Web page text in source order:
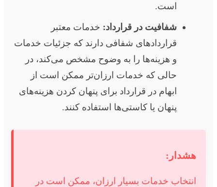
است.
شفافیت در قرارداد: خدمات معتبر
قراردادهای شفافی دارند که جزئیات خدمات
و هزینه‌ها را به وضوح مشخص می‌کند، در
حالی که خدمات ارزان‌تر ممکن است از
ابهام در قرارداد برای پنهان کردن هزینه‌های
پنهان یا کاستی‌ها استفاده کنند.
هشدار:
انتخاب خدمات بسیار ارزان، ممکن است در